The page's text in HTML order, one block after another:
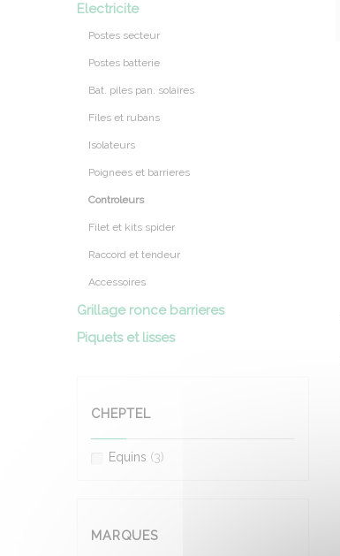
Electricite
Postes secteur
Postes batterie
Bat. piles pan. solaires
Files et rubans
Isolateurs
Poignees et barrieres
Controleurs
Filet et kits spider
Raccord et tendeur
Accessoires
Grillage ronce barrieres
Piquets et lisses
CHEPTEL
Equins (3)
MARQUES